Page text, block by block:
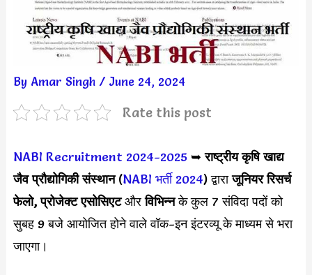
By Amar Singh / June 24, 2024
Rate this post
NABI Recruitment 2024-2025➥राष्ट्रीय कृषि खाद्य
जैव प्रौद्योगिकी संस्थान(NABI भर्ती 2024) द्वाराजूनियर रिसर्च
फेलो, प्रोजेक्ट एसोसिएटऔरविभिन्नके कुल 7 संविदा पदों को
सुबह 9 बजे आयोजित होने वाले वॉक-इन इंटरव्यू के माध्यम से भरा
जाएगा।